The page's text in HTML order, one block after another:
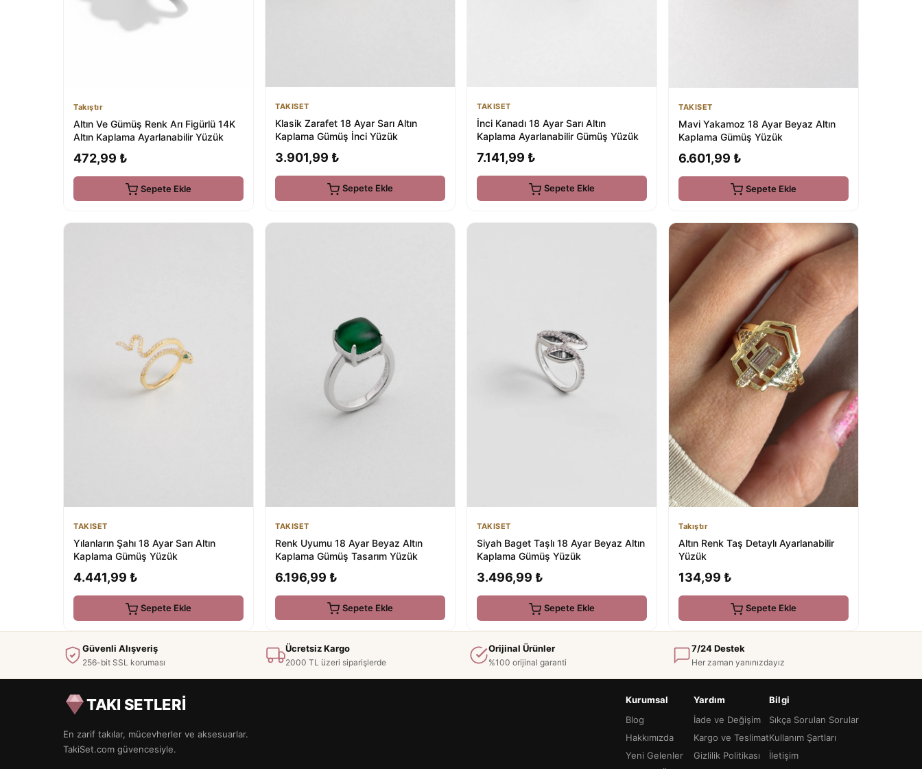
Takıştır
Altın Ve Gümüş Renk Arı Figürlü 14K
Altın Kaplama Ayarlanabilir Yüzük
472,99 ₺
Sepete Ekle
TAKISET
Klasik Zarafet 18 Ayar Sarı Altın
Kaplama Gümüş İnci Yüzük
3.901,99 ₺
Sepete Ekle
TAKISET
İnci Kanadı 18 Ayar Sarı Altın
Kaplama Ayarlanabilir Gümüş Yüzük
7.141,99 ₺
Sepete Ekle
TAKISET
Mavi Yakamoz 18 Ayar Beyaz Altın
Kaplama Gümüş Yüzük
6.601,99 ₺
Sepete Ekle
TAKISET
Yılanların Şahı 18 Ayar Sarı Altın
Kaplama Gümüş Yüzük
4.441,99 ₺
Sepete Ekle
TAKISET
Renk Uyumu 18 Ayar Beyaz Altın
Kaplama Gümüş Tasarım Yüzük
6.196,99 ₺
Sepete Ekle
TAKISET
Siyah Baget Taşlı 18 Ayar Beyaz Altın
Kaplama Gümüş Yüzük
3.496,99 ₺
Sepete Ekle
Takıştır
Altın Renk Taş Detaylı Ayarlanabilir
Yüzük
134,99 ₺
Sepete Ekle
Güvenli Alışveriş
256-bit SSL koruması
Ücretsiz Kargo
2000 TL üzeri siparişlerde
Orijinal Ürünler
%100 orijinal garanti
7/24 Destek
Her zaman yanınızdayız
TAKI SETLERİ
En zarif takılar, mücevherler ve aksesuarlar.
TakiSet.com güvencesiyle.
Kurumsal
Blog
Hakkımızda
Yeni Gelenler
Yardım
İade ve Değişim
Kargo ve Teslimat
Gizlilik Politikası
Bilgi
Sıkça Sorulan Sorular
Kullanım Şartları
İletişim